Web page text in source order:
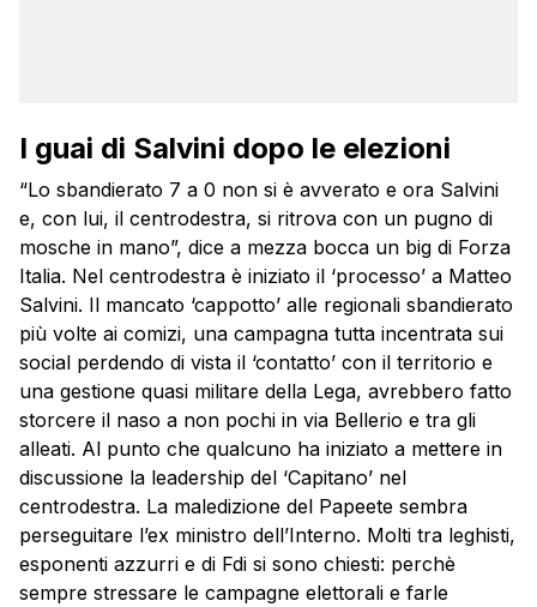
I guai di Salvini dopo le elezioni
“Lo sbandierato 7 a 0 non si è avverato e ora Salvini
e, con lui, il centrodestra, si ritrova con un pugno di
mosche in mano”, dice a mezza bocca un big di Forza
Italia. Nel centrodestra è iniziato il ‘processo’ a Matteo
Salvini. Il mancato ‘cappotto’ alle regionali sbandierato
più volte ai comizi, una campagna tutta incentrata sui
social perdendo di vista il ‘contatto’ con il territorio e
una gestione quasi militare della Lega, avrebbero fatto
storcere il naso a non pochi in via Bellerio e tra gli
alleati. Al punto che qualcuno ha iniziato a mettere in
discussione la leadership del ‘Capitano’ nel
centrodestra. La maledizione del Papeete sembra
perseguitare l’ex ministro dell’Interno. Molti tra leghisti,
esponenti azzurri e di Fdi si sono chiesti: perchè
sempre stressare le campagne elettorali e farle